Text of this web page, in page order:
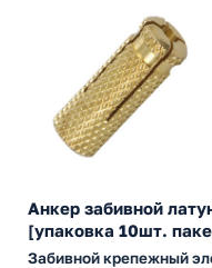
Анкер забивной
[упаковка 10шт.
Забивной крепежный